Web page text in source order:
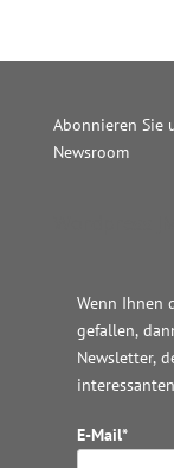
Abonnieren Sie
Newsroom
Wenn Ihnen
gefallen,
Newsletter,
E-Mail*